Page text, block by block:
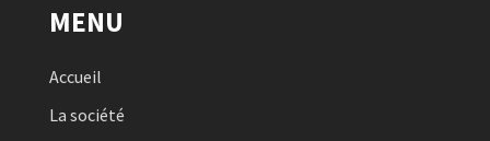
MENU
Accueil
La société